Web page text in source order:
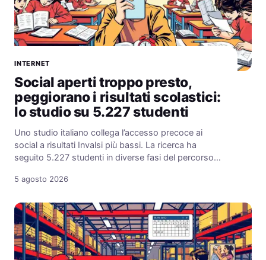
INTERNET
Social aperti troppo presto,
peggiorano i risultati scolastici:
lo studio su 5.227 studenti
Uno studio italiano collega l’accesso precoce ai
social a risultati Invalsi più bassi. La ricerca ha
seguito 5.227 studenti in diverse fasi del percorso…
5 agosto 2026